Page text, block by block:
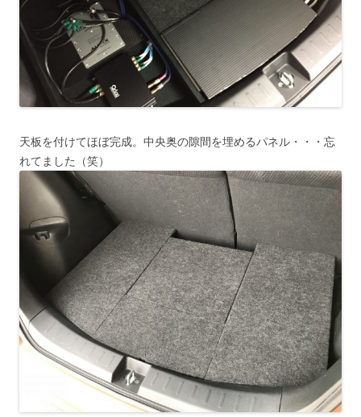
天板を付けてほぼ完成。中央奥の隙間を埋めるパネル・・・忘
れてました（笑）